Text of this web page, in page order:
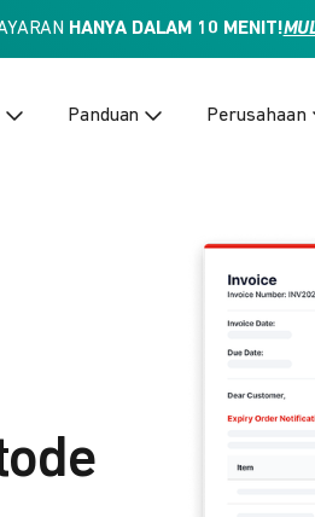
HANYA DALAM 10 MENIT!
Panduan Perusahaan